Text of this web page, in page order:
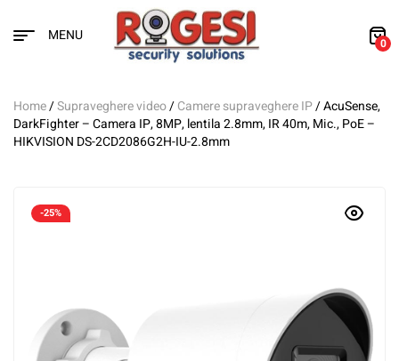
MENU 0
Home/Supraveghere video/Camere supraveghere IP/ AcuSense,
DarkFighter – Camera IP, 8MP, lentila 2.8mm, IR 40m, Mic., PoE –
HIKVISION DS-2CD2086G2H-IU-2.8mm
-25%